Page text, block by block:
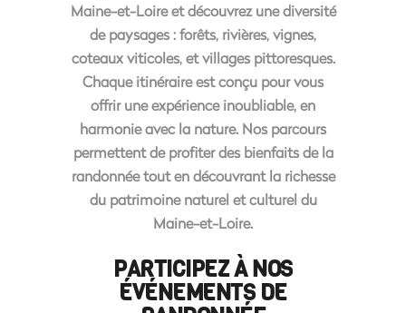
Maine-et-Loireet découvrez une diversité
de paysages :forêts, rivières,vignes,
coteaux viticoles, etvillages pittoresques.
Chaque itinéraire est conçu pour vous
offrir une expérience inoubliable, en
harmonie avec la nature. Nos parcours
permettent de profiter des bienfaits de la
randonnéetout en découvrant la richesse
du patrimoine naturel et culturel du
Maine-et-Loire.
PARTICIPEZ À NOS
ÉVÉNEMENTS DE